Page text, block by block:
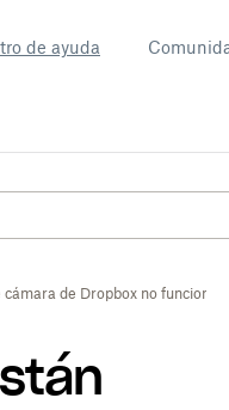
de ayuda
de Dropbox no funcionan